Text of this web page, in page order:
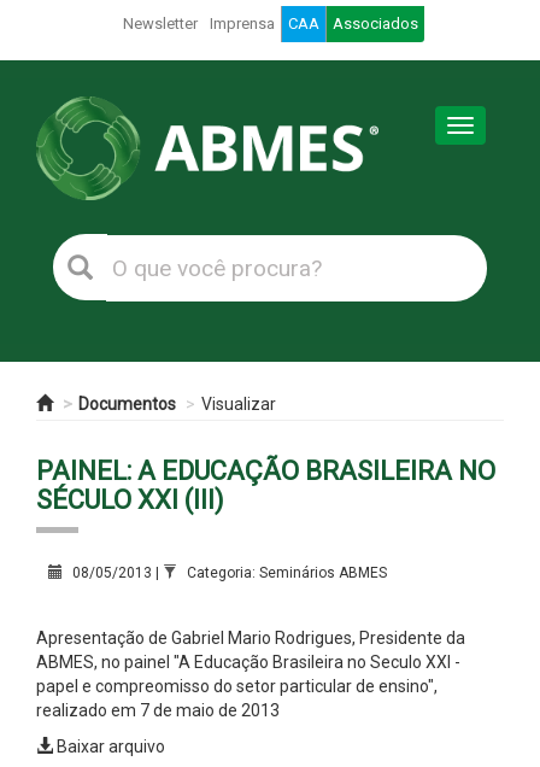
Newsletter Imprensa CAA Associados
Toggle
Documentos Visualizar
PAINEL: A EDUCAÇÃO BRASILEIRA NO
SÉCULO XXI (III)
08/05/2013 | Categoria: Seminários ABMES
Apresentação de Gabriel Mario Rodrigues, Presidente da
ABMES, no painel "A Educação Brasileira no Seculo XXI -
papel e compreomisso do setor particular de ensino",
realizado em 7 de maio de 2013
Baixar arquivo